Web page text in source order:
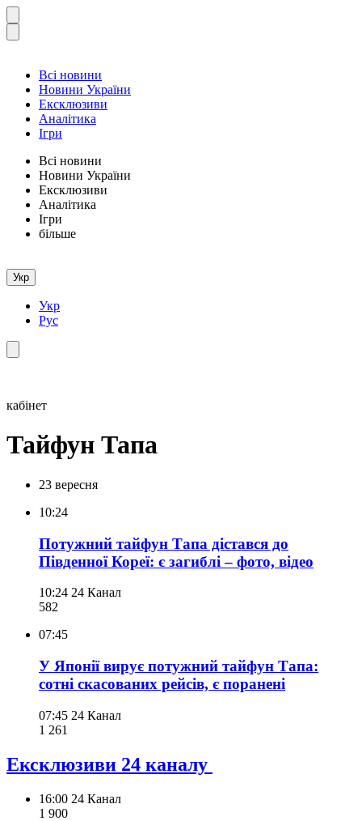
Всі новини
Новини України
Ексклюзиви
Аналітика
Ігри
Всі новини
Новини України
Ексклюзиви
Аналітика
Ігри
більше
Укр
Укр
Рус
кабінет
Тайфун Тапа
23 вересня
10:24
Потужний тайфун Тапа дістався до
Південної Кореї: є загиблі – фото, відео
10:24 24 Канал
582
07:45
У Японії вирує потужний тайфун Тапа:
сотні скасованих рейсів, є поранені
07:45 24 Канал
1 261
Ексклюзиви 24 каналу
16:00 24 Канал
1 900